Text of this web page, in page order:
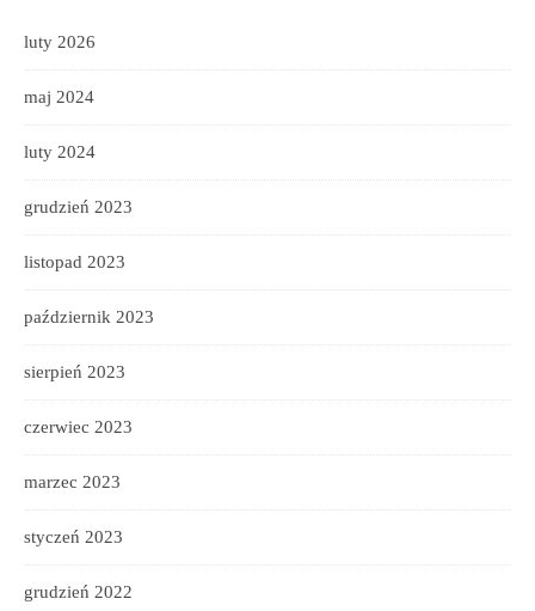
luty 2026
maj 2024
luty 2024
grudzień 2023
listopad 2023
październik 2023
sierpień 2023
czerwiec 2023
marzec 2023
styczeń 2023
grudzień 2022